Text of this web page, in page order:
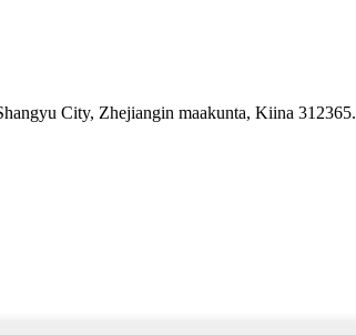
City, Zhejiangin maakunta, Kiina 312365.